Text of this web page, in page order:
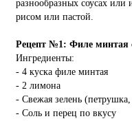
разнообразных соусах или
рисом или пастой.
Рецепт №1: Филе минтая
Ингредиенты:
- 4 куска филе минтая
- 2 лимона
- Свежая зелень
- Соль и перец по вкусу